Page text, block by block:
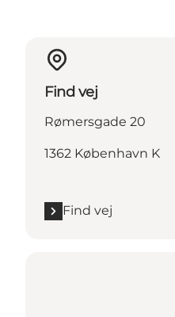
Find vej
Rømersgade 20
1362 København K
Find vej